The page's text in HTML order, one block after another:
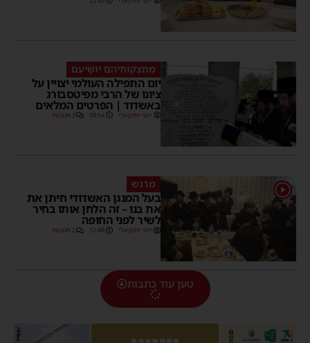
מִמְּצֻקוֹתֵיהֶם יוֹשִׁיעֵם
יום התפילה העולמי יצויין על
ציונו של הרבי מפיטסבורג
באשדוד | הפרטים המלאים
יוסי יחזקאלי 09:54 2 תגובות
1 מרגש
בעל המנגן האשדודי חיתן את
את בנו – זה הלחן אותו בחיר
לשיר לפני החופה
יוסי יחזקאלי 12:48 2 תגובות
טען עוד כתבות